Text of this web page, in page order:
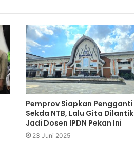
Pemprov Siapkan Pengganti
Sekda NTB, Lalu Gita Dilantik
Jadi Dosen IPDN Pekan Ini
23 Juni 2025